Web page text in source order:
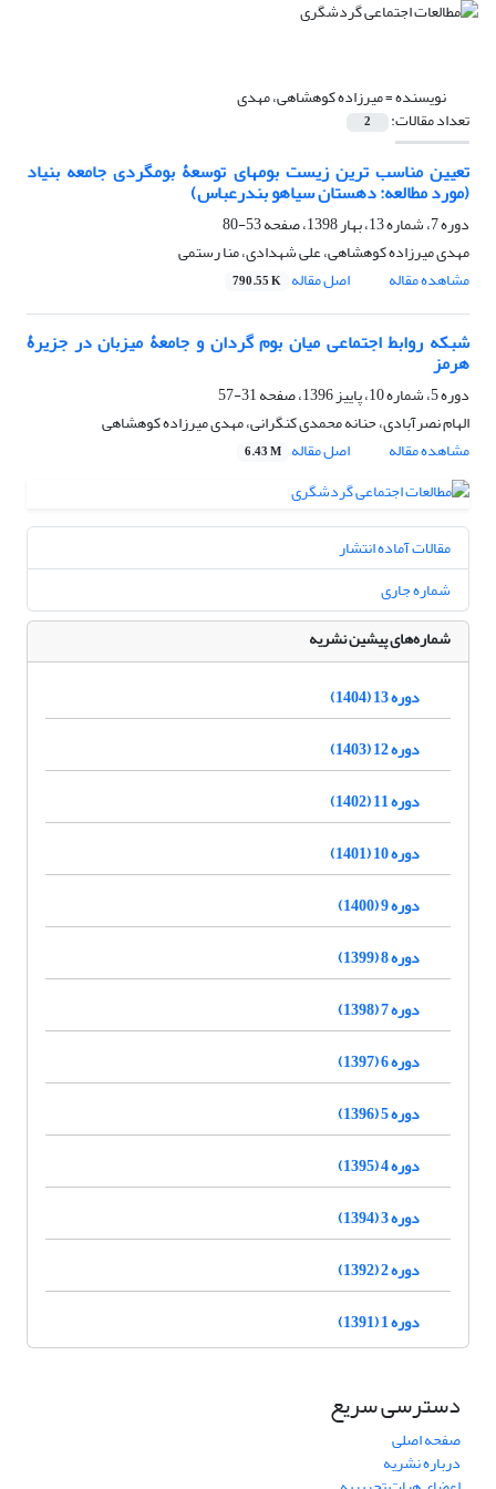
نویسنده =میرزاده کوهشاهی، مهدی
تعداد مقالات: 2
تعیین مناسب‏ ترین زیست ‏بوم‏های توسعۀ بوم‏گردی جامعه بنیاد
(مورد مطالعه: دهستان سیاهو بندرعباس)
دوره 7، شماره 13، بهار 1398، صفحه
53-80
مهدی میرزاده کوهشاهی، علی شهدادی، منا رستمی
مشاهده مقاله
اصل مقاله 790.55 K
شبکه روابط اجتماعی میان بوم گردان و جامعۀ میزبان در جزیرۀ
هرمز
دوره 5، شماره 10، پاییز 1396، صفحه
31-57
الهام نصرآبادی، حنانه محمدی کنگرانی، مهدی میرزاده کوهشاهی
مشاهده مقاله
اصل مقاله 6.43 M
مقالات آماده انتشار
شماره جاری
شماره‌های پیشین نشریه
دوره 13 (1404)
دوره 12 (1403)
دوره 11 (1402)
دوره 10 (1401)
دوره 9 (1400)
دوره 8 (1399)
دوره 7 (1398)
دوره 6 (1397)
دوره 5 (1396)
دوره 4 (1395)
دوره 3 (1394)
دوره 2 (1392)
دوره 1 (1391)
دسترسی سریع
صفحه اصلی
درباره نشریه